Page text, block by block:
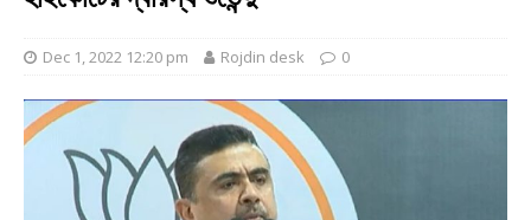
Dec 1, 2022 12:20 pm Rojdin desk 0